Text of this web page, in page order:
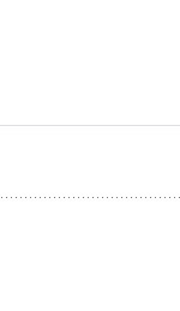
отчетность
капитал